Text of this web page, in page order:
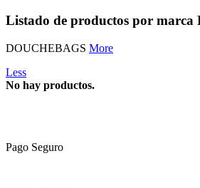
Listado de productos por marca
DOUCHEBAGS More
Less
No hay productos.
Pago Seguro